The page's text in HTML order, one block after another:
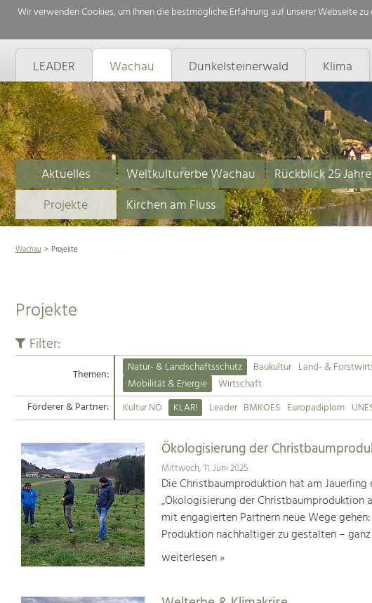
Wir verwenden Cookies, um Ihnen die bestmögliche Erfahrung auf unserer Webseite
LEADER Wachau Dunkelsteinerwald Klima
Aktuelles Weltkulturerbe Wachau Rückblick 25
Projekte
Kirchen am Fluss
Wachau Projekte
Projekte
Filter:
Themen: Natur- & Landschaftsschutz Baukultur Land- &
Mobilität & Energie
Wirtschaft
Förderer & Partner:
Kultur NÖ KLAR! Leader BMKOES Europadiplom
Ökologisierung der
Mittwoch, 11. Juni 2025
Die Christbaumproduktion hat am
„Ökologisierung der Christbaumproduktion
mit engagierten Partnern neue Wege
Produktion nachhaltiger zu gestalten –
weiterlesen »